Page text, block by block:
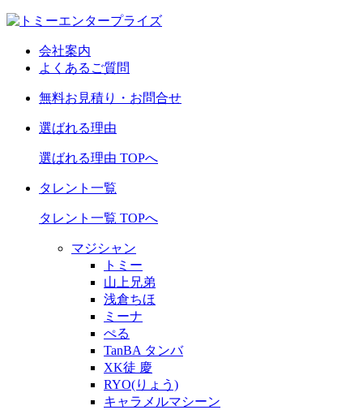
会社案内
よくあるご質問
無料お見積り・お問合せ
選ばれる理由
選ばれる理由 TOPへ
タレント一覧
タレント一覧 TOPへ
マジシャン
トミー
山上兄弟
浅倉ちほ
ミーナ
ぺる
TanBA タンバ
XK徒 慶
RYO(りょう)
キャラメルマシーン